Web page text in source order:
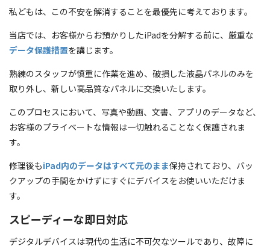
私どもは、この不安を解消することを最優先に考えております。
当店では、お客様からお預かりしたiPadを分解する前に、厳重な
データ保護措置を講じます。
熟練のスタッフが慎重に作業を進め、破損した液晶パネルのみを
取り外し、新しい高品質なパネルに交換いたします。
このプロセスにおいて、写真や動画、文書、アプリのデータなど、
お客様のプライベートな情報は一切触れることなく保護されま
す。
修理後もiPad内のデータはすべて元のまま保持されており、バッ
クアップの手間をかけずにすぐにデバイスをお使いいただけま
す。
スピーディーな即日対応
デジタルデバイスは現代の生活に不可欠なツールであり、故障に